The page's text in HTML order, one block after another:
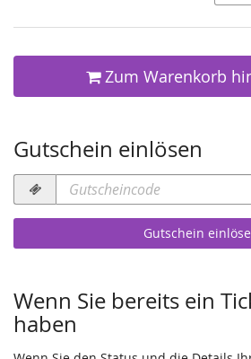
Zum Warenkorb
Gutschein einlösen
Gutscheincode
erforderlich
Gutschein
Wenn Sie bereits ein
haben